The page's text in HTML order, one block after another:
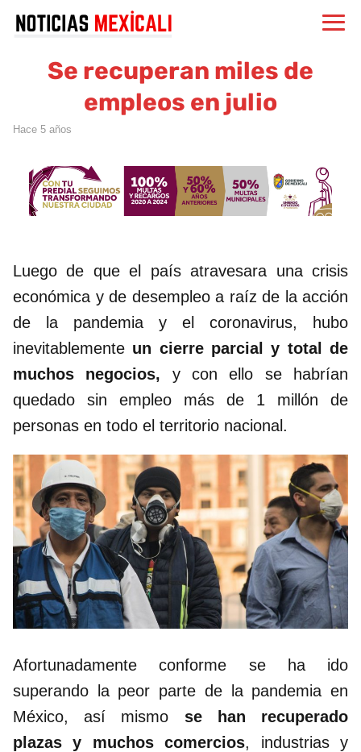
Se recuperan miles de
empleos en julio
hace 5 años
Luego de que el país atravesara una crisis
económica y de desempleo a raíz de la acción
de la pandemia y el coronavirus, hubo
inevitablemente un cierre parcial y total de
muchos negocios, y con ello se habrían
quedado sin empleo más de 1 millón de
personas en todo el territorio nacional.
Afortunadamente conforme se ha ido
superando la peor parte de la pandemia en
México, así mismo se han recuperado
plazas y muchos comercios, industrias y